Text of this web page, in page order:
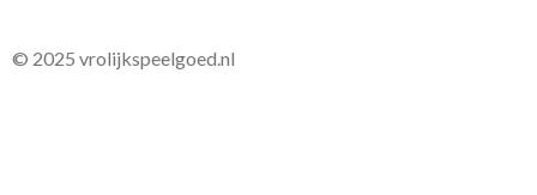
© 2025 vrolijkspeelgoed.nl